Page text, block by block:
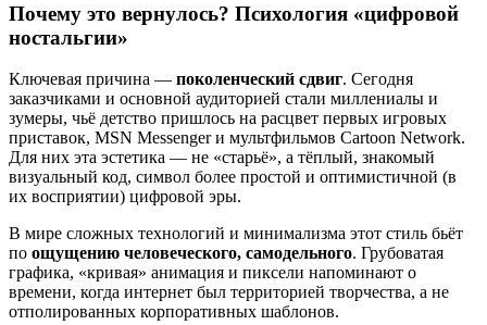
Почему это вернулось? Психология «цифровой
ностальгии»
Ключевая причина — поколенческий сдвиг. Сегодня
заказчиками и основной аудиторией стали миллениалы и
зумеры, чьё детство пришлось на расцвет первых игровых
приставок, MSN Messenger и мультфильмов Cartoon Network.
Для них эта эстетика — не «старьё», а тёплый, знакомый
визуальный код, символ более простой и оптимистичной (в
их восприятии) цифровой эры.
В мире сложных технологий и минимализма этот стиль бьёт
по ощущению человеческого, самодельного. Грубоватая
графика, «кривая» анимация и пиксели напоминают о
времени, когда интернет был территорией творчества, а не
отполированных корпоративных шаблонов.